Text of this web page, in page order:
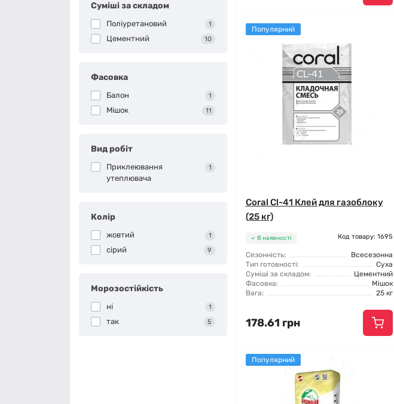
Суміші за складом
Поліуретановий 1
Цементний 10
Фасовка
Балон 1
Мішок 11
Вид робіт
Приклеювання
утеплювача
1
Колір
жовтий 1
сірий 9
Морозостійкість
ні 1
так 5
Популярний
Coral Сl-41 Клей для газоблоку
(25 кг)
В наявності Код товару: 1695
Сезонність:
Всесезонна
Тип готовності:
Суха
Суміші за складом:
Цементний
Фасовка:
Мішок
Вага:
25 кг
178.61 грн
Популярний